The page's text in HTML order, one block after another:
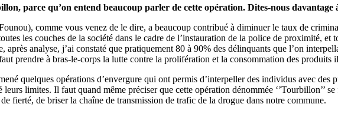
parce qu’on entend beaucoup parler de cette opération. Dites-nous davantage
comme vous venez de le dire, a beaucoup contribué à diminuer le taux de
les couches de la société dans le cadre de l’instauration de la police de proximité,
après analyse, j’ai constaté que pratiquement 80 à 90% des délinquants que l’on
prendre à bras-le-corps la lutte contre la prolifération et la consommation des produits
quelques opérations d’envergure qui ont permis d’interpeller des individus avec
limites. Il faut quand même préciser que cette opération dénommée ‘’Tourbillon’’
fierté, de briser la chaîne de transmission de trafic de la drogue dans notre commune.